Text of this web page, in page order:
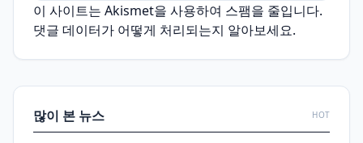
이 사이트는 Akismet을 사용하여 스팸을 줄입니다.
댓글 데이터가 어떻게 처리되는지 알아보세요.
많이 본 뉴스 HOT